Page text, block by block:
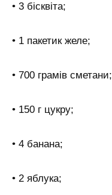
• 3 бісквіта;
• 1 пакетик желе;
• 700 грамів сметани;
• 150 г цукру;
• 4 банана;
• 2 яблука;